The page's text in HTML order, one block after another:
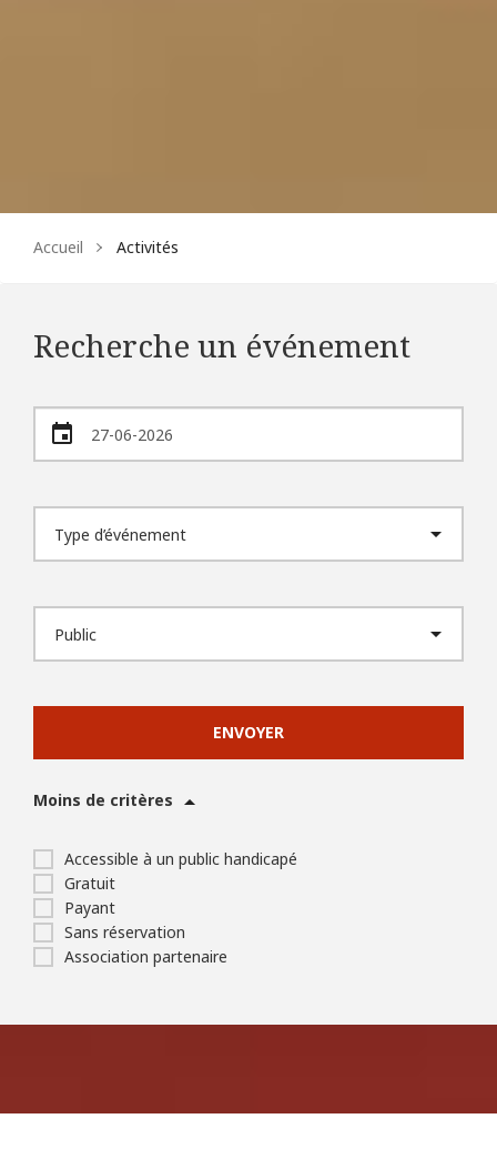
Accueil Activités
Recherche un événement
ENVOYER
Moins de critères
Accessible à un public handicapé
Gratuit
Payant
Sans réservation
Association partenaire